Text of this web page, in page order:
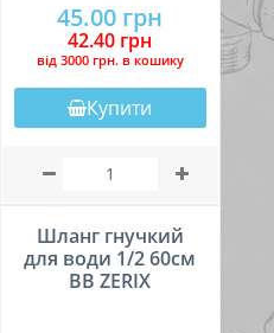
45.00 грн
42.40 грн
вiд 3000 грн. в кошику
Купити
Шланг гнучкий
для води 1/2 60см
ВВ ZERIX